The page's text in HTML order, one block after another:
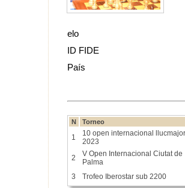
elo
ID FIDE
País
N Torneo
1
10 open internacional llucmajor
2023
2
V Open Internacional Ciutat de
Palma
3
Trofeo Iberostar sub 2200